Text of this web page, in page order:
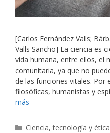
[Carlos Fernández Valls;
Valls Sancho] La ciencia es
vida humana, entre ellos, el
comunitaria, ya que no
de las funciones vitales. Por
filosóficas, humanistas y
más
Categorías
Ciencia, tecnología y